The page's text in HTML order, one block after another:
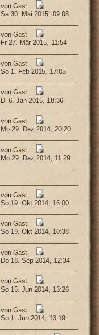
vonGast
Sa 30. Mai 2015, 09:08
vonGast
Fr 27. Mär 2015, 11:54
vonGast
So 1. Feb 2015, 17:05
vonGast
Di 6. Jan 2015, 18:36
vonGast
Mo 29. Dez 2014, 20:20
vonGast
Mo 29. Dez 2014, 11:29
vonGast
So 19. Okt 2014, 16:00
vonGast
So 19. Okt 2014, 10:38
vonGast
Do 18. Sep 2014, 12:34
vonGast
So 15. Jun 2014, 13:26
vonGast
So 1. Jun 2014, 13:19